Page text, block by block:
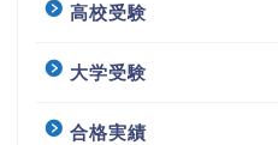
高校受験
大学受験
合格実績